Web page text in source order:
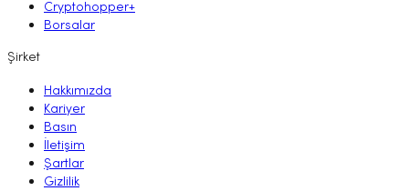
Cryptohopper+
Borsalar
Şirket
Hakkımızda
Kariyer
Basın
İletişim
Şartlar
Gizlilik